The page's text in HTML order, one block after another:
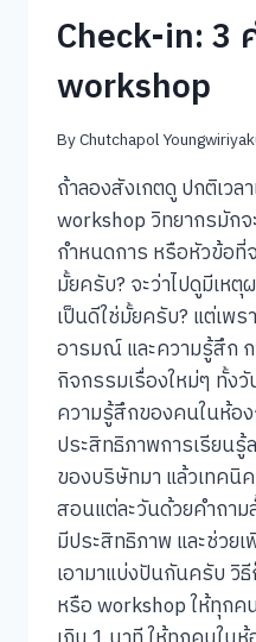
Check-in: 3
workshop
ByChutchapol
ถ้าลองสังเกตดู ปกติเวล
workshop วิทยากรมัก
กำหนดการ หรือหัวข้อที่
มั้ยครับ? จะว่าไปดูมีเห
เป็นดีใช่มั้ยครับ? แต่เพ
อารมณ์ และความรู้สึก ก
กิจกรรมเรื่องใหม่ๆ ทั้ง
ความรู้สึกของคนในห้อง
ประสิทธิภาพการเรียน
ของบริษัทมา แล้วเทคนิ
สอนแต่ละวันด้วยคำถา
มีประสิทธิภาพ และช่วย
เอามาแบ่งปันกันครับ วิ
หรือ workshop ให้ทุก